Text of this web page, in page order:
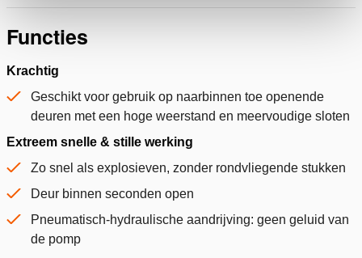
Functies
Krachtig
Geschikt voor gebruik op naarbinnen toe openende
deuren met een hoge weerstand en meervoudige sloten
Extreem snelle & stille werking
Zo snel als explosieven, zonder rondvliegende stukken
Deur binnen seconden open
Pneumatisch-hydraulische aandrijving: geen geluid van
de pomp